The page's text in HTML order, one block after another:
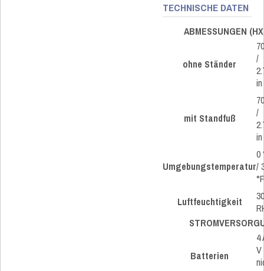
TECHNISCHE DATEN
ABMESSUNGEN
ohne Ständer
/
in
mit Standfuß
/
in
Umgebungstemperatur
0
/
°F
Luftfeuchtigkeit
Batterien
4
V